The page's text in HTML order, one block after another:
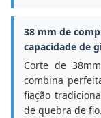
38 mm de
capacidade de
Corte de
combina
fiação
de quebra de fio.